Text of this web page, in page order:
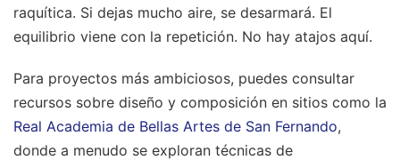
raquítica. Si dejas mucho aire, se desarmará. El
equilibrio viene con la repetición. No hay atajos aquí.
Para proyectos más ambiciosos, puedes consultar
recursos sobre diseño y composición en sitios como la
Real Academia de Bellas Artes de San Fernando,
donde a menudo se exploran técnicas de